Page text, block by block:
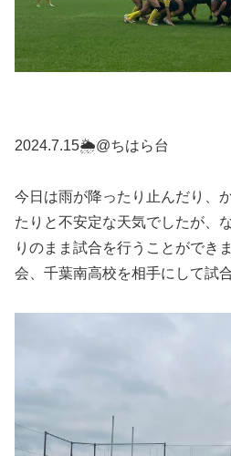
2024.7.15🌦@ちはら台
今日は雨が降ったり止んだり、
たりと不安定な天気でしたが、
りのまま試合を行うことができ
会、千葉南高校を相手にして試